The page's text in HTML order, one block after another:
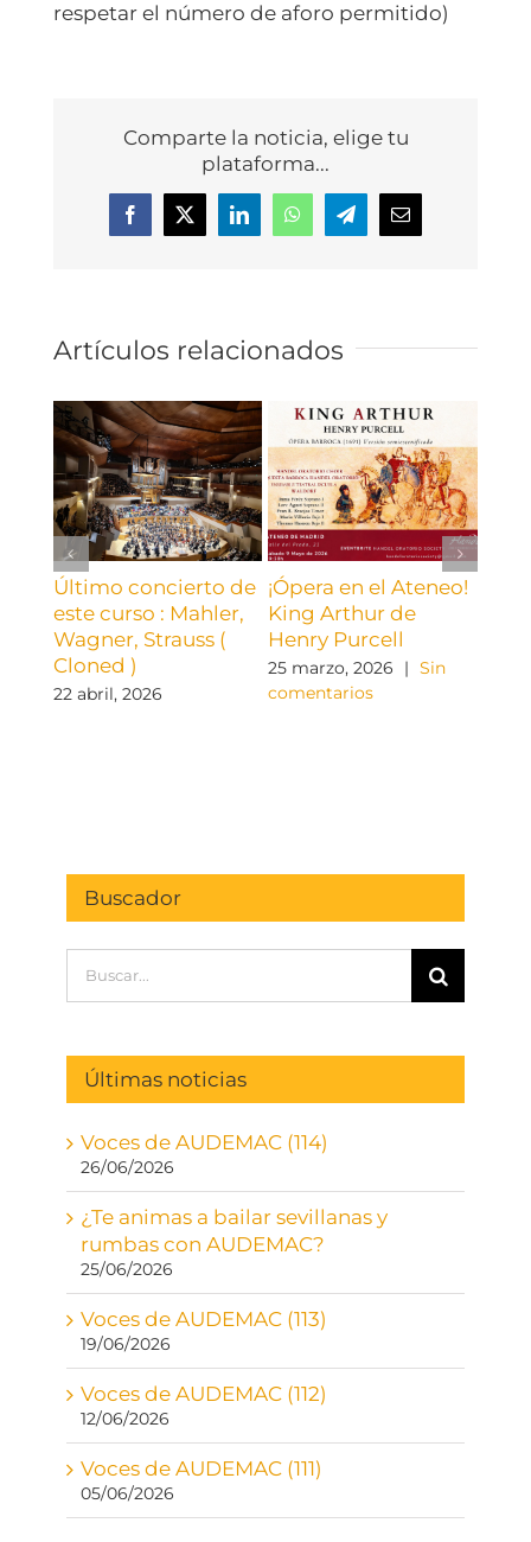
respetar el número de aforo permitido)
Comparte la noticia, elige tu
plataforma...
Facebook
X LinkedInWhatsAppTelegramCorreo
electrónico
Artículos relacionados
Último concierto de
este curso : Mahler,
Wagner, Strauss (
Cloned )
22 abril, 2026
¡Ópera en el Ateneo!
King Arthur de
Henry Purcell
25 marzo, 2026 | Sin
comentarios
Buscador
Últimas noticias
Voces de AUDEMAC (114)
26/06/2026
¿Te animas a bailar sevillanas y
rumbas con AUDEMAC?
25/06/2026
Voces de AUDEMAC (113)
19/06/2026
Voces de AUDEMAC (112)
12/06/2026
Voces de AUDEMAC (111)
05/06/2026